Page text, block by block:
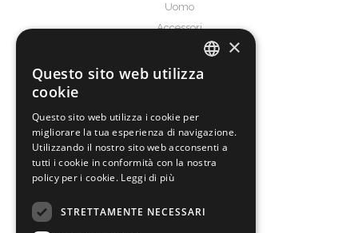
Uomo
Accessori
Su di noi
Produzione
L'azienda
SPANISH
GERMAN
×
Questo sito web utilizza
cookie
Questo sito web utilizza i cookie per
migliorare la tua esperienza di navigazione.
Utilizzando il nostro sito web acconsenti a
tutti i cookie in conformità con la nostra
policy per i cookie. Leggi di più
STRETTAMENTE NECESSARI